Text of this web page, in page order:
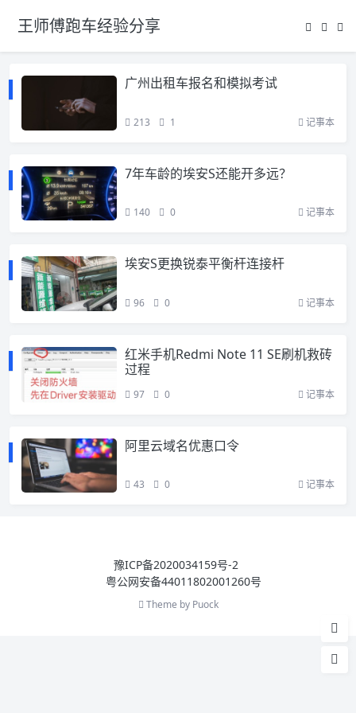
王师傅跑车经验分享
广州出租车报名和模拟考试
213 1 记事本
7年车龄的埃安S还能开多远？
140 0 记事本
埃安S更换锐泰平衡杆连接杆
96 0 记事本
红米手机Redmi Note 11 SE刷机救砖
过程
97 0 记事本
阿里云域名优惠口令
43 0 记事本
豫ICP备2020034159号-2
粤公网安备44011802001260号
Theme by Puock